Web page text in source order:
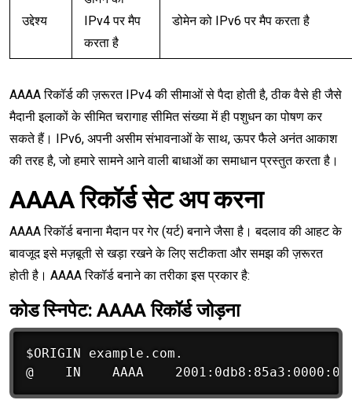
उद्देश्य
IPv4 पर मैप
करता है
डोमेन को IPv6 पर मैप करता है
AAAA रिकॉर्ड की ज़रूरत IPv4 की सीमाओं से पैदा होती है, ठीक वैसे ही जैसे
मैदानी इलाकों के सीमित चरागाह सीमित संख्या में ही पशुधन का पोषण कर
सकते हैं। IPv6, अपनी असीम संभावनाओं के साथ, ऊपर फैले अनंत आकाश
की तरह है, जो हमारे सामने आने वाली बाधाओं का समाधान प्रस्तुत करता है।
AAAA रिकॉर्ड सेट अप करना
AAAA रिकॉर्ड बनाना मैदान पर गेर (यर्ट) बनाने जैसा है। बदलाव की आहट के
बावजूद इसे मज़बूती से खड़ा रखने के लिए सटीकता और समझ की ज़रूरत
होती है। AAAA रिकॉर्ड बनाने का तरीका इस प्रकार है:
कोड स्निपेट: AAAA रिकॉर्ड जोड़ना
$ORIGIN example.com.